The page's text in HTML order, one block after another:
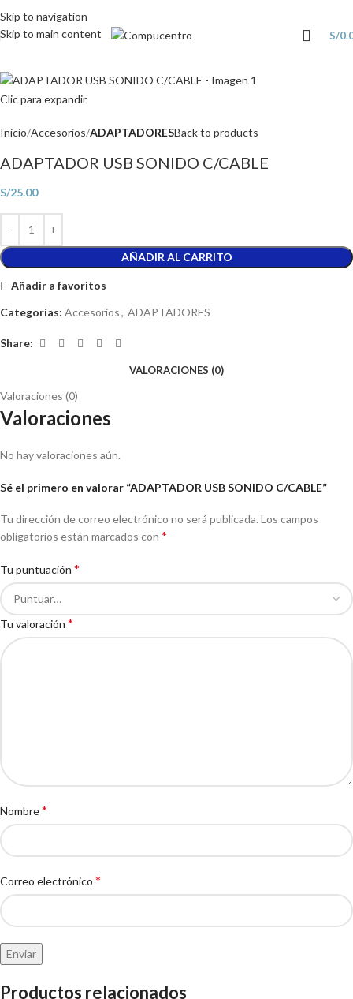
Skip to navigation
Skip to main content
S/
Clic para expandir
Inicio Accesorios ADAPTADORESBack to products
ADAPTADOR USB SONIDO C/CABLE
S/25.00
AÑADIR AL CARRITO
Añadir a favoritos
Categorías: Accesorios, ADAPTADORES
Share:
VALORACIONES (0)
Valoraciones (0)
Valoraciones
No hay valoraciones aún.
Sé el primero en valorar “ADAPTADOR USB SONIDO C/CABLE”
Tu dirección de correo electrónico no será publicada. Los campos
obligatorios están marcados con *
Tu puntuación *
Tu valoración *
Nombre*
Correo electrónico *
Productos relacionados